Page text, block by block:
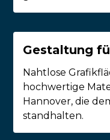
Gestaltung
Nahtlose
hochwertige
Hannover, die
standhalten.